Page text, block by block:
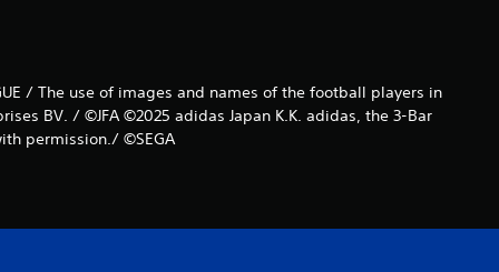
/ The use of images and names of the football players in
BV. / ©JFA ©2025 adidas Japan K.K. adidas, the 3-Bar
permission./ ©SEGA